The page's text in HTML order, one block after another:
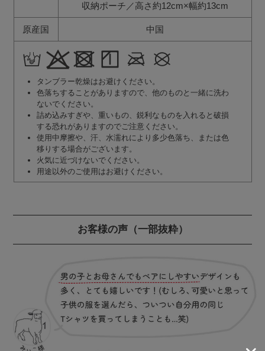
収納ポーチ／高さ約12cm×幅約13cm
原産国 中国
タンブラー乾燥はお避けください。
色落ちすることがありますので、他のものと一緒に洗わ
ないでください。
詰め込みすぎや、重いもの、鋭利なものを入れると破損
する恐れがありますのでご注意ください。
使用中摩擦や、汗、水濡れにより多少色落ち、または色
移りする場合がございます。
火気に近づけないでください。
用途以外のご使用はお避けください。
お客様の声（一部抜粋）